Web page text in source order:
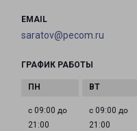
EMAIL
saratov@pecom.ru
ГРАФИК РАБОТЫ
с 09:00 до
21:00
с 09:00 до
21:00